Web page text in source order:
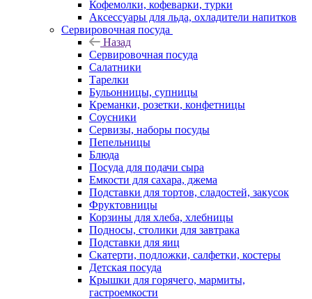
Кофемолки, кофеварки, турки
Аксессуары для льда, охладители напитков
Сервировочная посуда
Назад
Сервировочная посуда
Салатники
Тарелки
Бульонницы, супницы
Креманки, розетки, конфетницы
Соусники
Сервизы, наборы посуды
Пепельницы
Блюда
Посуда для подачи сыра
Емкости для сахара, джема
Подставки для тортов, сладостей, закусок
Фруктовницы
Корзины для хлеба, хлебницы
Подносы, столики для завтрака
Подставки для яиц
Скатерти, подложки, салфетки, костеры
Детская посуда
Крышки для горячего, мармиты,
гастроемкости